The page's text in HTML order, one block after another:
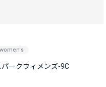
women's
パークウィメンズ-9C